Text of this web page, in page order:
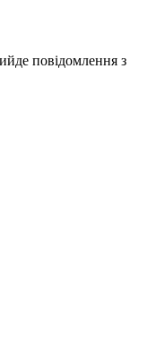
повідомлення з